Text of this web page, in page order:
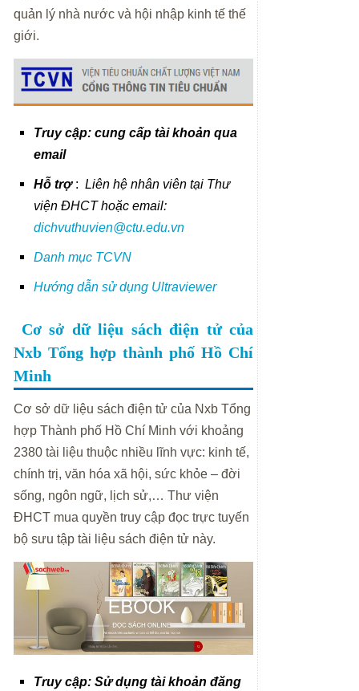
quản lý nhà nước và hội nhập kinh tế thế
giới.
Truy cập: cung cấp tài khoản qua
email
Hỗ trợ : Liên hệ nhân viên tại Thư
viện ĐHCT hoặc email:
dichvuthuvien@ctu.edu.vn
Danh mục TCVN
Hướng dẫn sử dụng Ultraviewer
Cơ sở dữ liệu sách điện tử của
Nxb Tổng hợp thành phố Hồ Chí
Minh
Cơ sở dữ liệu sách điện tử của Nxb Tổng
hợp Thành phố Hồ Chí Minh với khoảng
2380 tài liệu thuộc nhiều lĩnh vực: kinh tế,
chính trị, văn hóa xã hội, sức khỏe – đời
sống, ngôn ngữ, lịch sử,… Thư viện
ĐHCT mua quyền truy cập đọc trực tuyến
bộ sưu tập tài liệu sách điện tử này.
Truy cập: Sử dụng tài khoản đăng